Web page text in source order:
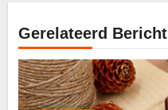
Gerelateerd Bericht